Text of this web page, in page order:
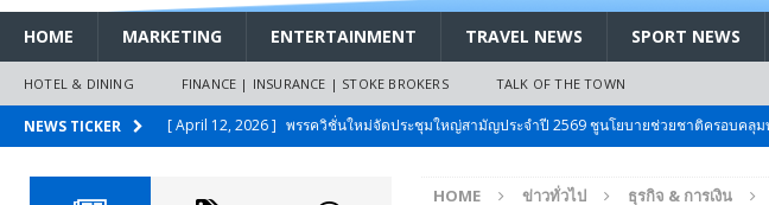
HOME MARKETING ENTERTAINMENT TRAVEL NEWS SPORT NEWS
HOTEL & DINING FINANCE | INSURANCE | STOKE BROKERS TALK OF THE TOWN
NEWS TICKER [ April 12, 2026 ] พรรควิชั่นใหม่จัดประชุมใหญ่สามัญประจำปี 2569 ชูนโยบายช่วยชาติครอบคลุ
HOME ข่าวทั่วไป ธุรกิจ & การเงิน